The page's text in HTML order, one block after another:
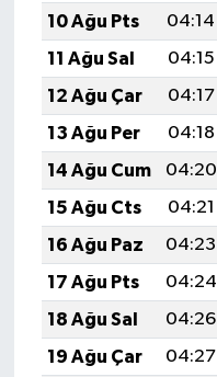
10 Ağu Pts
04:14
11 Ağu Sal
04:15
12 Ağu Çar
04:17
13 Ağu Per
04:18
14 Ağu Cum
04:20
15 Ağu Cts
04:21
16 Ağu Paz
04:23
17 Ağu Pts
04:24
18 Ağu Sal
04:26
19 Ağu Çar
04:27